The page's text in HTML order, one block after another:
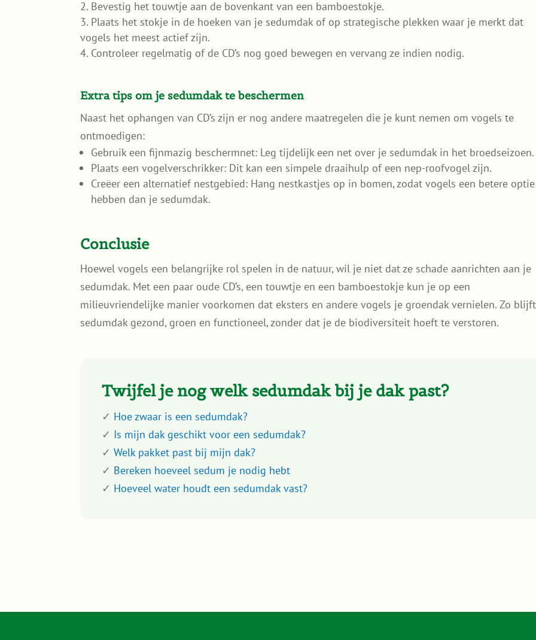
Bevestig het touwtje aan de bovenkant van een bamboestokje.
Plaats het stokje in de hoeken van je sedumdak of op strategische plekken waar je merkt dat
vogels het meest actief zijn.
Controleer regelmatig of de CD’s nog goed bewegen en vervang ze indien nodig.
Extra tips om je sedumdak te beschermen
Naast het ophangen van CD’s zijn er nog andere maatregelen die je kunt nemen om vogels te
ontmoedigen:
Gebruik een fijnmazig beschermnet: Leg tijdelijk een net over je sedumdak in het broedseizoen.
Plaats een vogelverschrikker: Dit kan een simpele draaihulp of een nep-roofvogel zijn.
Creëer een alternatief nestgebied: Hang nestkastjes op in bomen, zodat vogels een betere optie
hebben dan je sedumdak.
Conclusie
Hoewel vogels een belangrijke rol spelen in de natuur, wil je niet dat ze schade aanrichten aan je
sedumdak. Met een paar oude CD’s, een touwtje en een bamboestokje kun je op een
milieuvriendelijke manier voorkomen dat eksters en andere vogels je groendak vernielen. Zo
sedumdak gezond, groen en functioneel, zonder dat je de biodiversiteit hoeft te verstoren.
Twijfel je nog welk sedumdak bij je dak past?
✓ Hoe zwaar is een sedumdak?
✓ Is mijn dak geschikt voor een sedumdak?
✓ Welk pakket past bij mijn dak?
✓ Bereken hoeveel sedum je nodig hebt
✓ Hoeveel water houdt een sedumdak vast?